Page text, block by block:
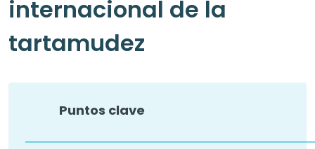
internacional de la
tartamudez
Puntos clave